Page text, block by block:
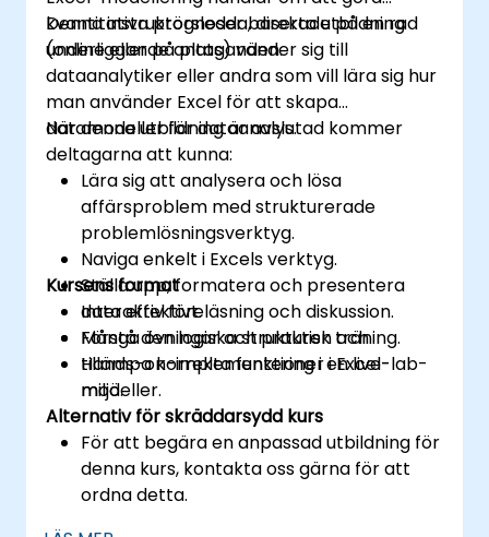
kvantitativa prognoser baserade på en rad
underliggande antaganden.
Denna instruktörsledda, direkta utbildning
(online eller på plats) vänder sig till
dataanalytiker eller andra som vill lära sig hur
man använder Excel för att skapa
datamodeller för dataanalys.
När denna utbildning är avslutad kommer
deltagarna att kunna:
Lära sig att analysera och lösa
affärsproblem med strukturerade
problemlösningsverktyg.
Naviga enkelt i Excels verktyg.
Ställa upp, formatera och presentera
data effektivt.
Förstå den logiska strukturen och
tillämpa korrekta funktioner i Excel-
modeller.
Kursens format
Interaktiv föreläsning och diskussion.
Många övningar och praktisk träning.
Hands-on-implementering i en live-lab-
miljö.
Alternativ för skräddarsydd kurs
För att begära en anpassad utbildning för
denna kurs, kontakta oss gärna för att
ordna detta.